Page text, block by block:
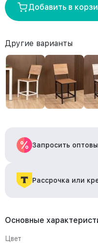
Добавить в
Другие варианты
Запросить
Рассрочка или
Основные
Цвет